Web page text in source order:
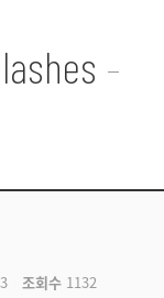
조회수1132